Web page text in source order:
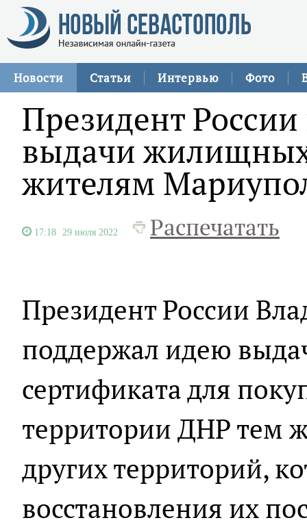
Новости Статьи Интервью Фото
Президент
выдачи
жителям
17:18 29 июля 2022 Распечатать
Президент России
поддержал идею
сертификата для
территории ДНР тем
других территорий,
восстановления их